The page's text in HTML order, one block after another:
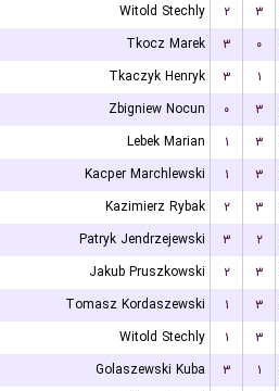
Witold Stechly
۲ ۳
Tkocz Marek
۳ ۰
Tkaczyk Henryk
۳ ۱
Zbigniew Nocun
۰ ۳
Lebek Marian
۱ ۳
Kacper Marchlewski
۱ ۳
Kazimierz Rybak
۲ ۳
Patryk Jendrzejewski
۳ ۲
Jakub Pruszkowski
۲ ۳
Tomasz Kordaszewski
۱ ۳
Witold Stechly
۱ ۳
Golaszewski Kuba
۳ ۱